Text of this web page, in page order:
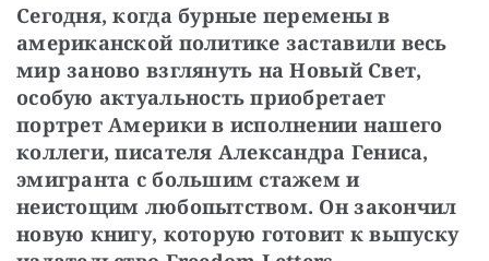
Сегодня, когда бурные перемены в
американской политике заставили весь
мир заново взглянуть на Новый Свет,
особую актуальность приобретает
портрет Америки в исполнении нашего
коллеги, писателя Александра Гениса,
эмигранта с большим стажем и
неистощим любопытством. Он закончил
новую книгу, которую готовит к выпуску